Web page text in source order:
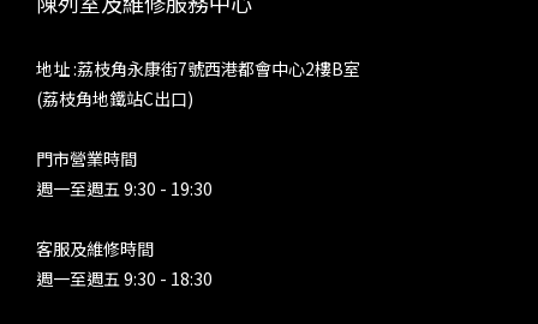
地址 :荔枝角永康街7號西港都會中心2樓B室
(荔枝角地鐵站C出口)
門市營業時間
週一至週五 9:30 - 19:30
客服及維修時間
週一至週五 9:30 - 18:30